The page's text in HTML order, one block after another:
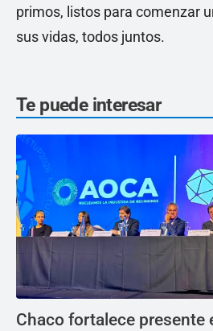
primos, listos para comenzar
sus vidas, todos juntos.
Te puede interesar
Chaco fortalece presente